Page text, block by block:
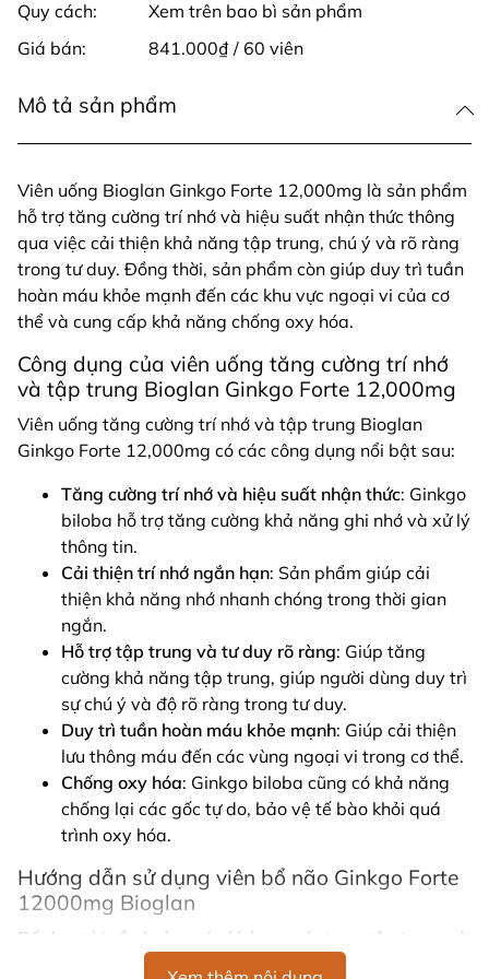
Quy cách:
Xem trên bao bì sản phẩm
Giá bán:
841.000₫ / 60 viên
Mô tả sản phẩm
Viên uống Bioglan Ginkgo Forte 12,000mg là sản phẩm
hỗ trợ tăng cường trí nhớ và hiệu suất nhận thức thông
qua việc cải thiện khả năng tập trung, chú ý và rõ ràng
trong tư duy. Đồng thời, sản phẩm còn giúp duy trì tuần
hoàn máu khỏe mạnh đến các khu vực ngoại vi của cơ
thể và cung cấp khả năng chống oxy hóa.
Công dụng của viên uống tăng cường trí nhớ
và tập trung Bioglan Ginkgo Forte 12,000mg
Viên uống tăng cường trí nhớ và tập trung Bioglan
Ginkgo Forte 12,000mg có các công dụng nổi bật sau:
Tăng cường trí nhớ và hiệu suất nhận thức: Ginkgo
biloba hỗ trợ tăng cường khả năng ghi nhớ và xử lý
thông tin.
Cải thiện trí nhớ ngắn hạn: Sản phẩm giúp cải
thiện khả năng nhớ nhanh chóng trong thời gian
ngắn.
Hỗ trợ tập trung và tư duy rõ ràng: Giúp tăng
cường khả năng tập trung, giúp người dùng duy trì
sự chú ý và độ rõ ràng trong tư duy.
Duy trì tuần hoàn máu khỏe mạnh: Giúp cải thiện
lưu thông máu đến các vùng ngoại vi trong cơ thể.
Chống oxy hóa: Ginkgo biloba cũng có khả năng
chống lại các gốc tự do, bảo vệ tế bào khỏi quá
trình oxy hóa.
Hướng dẫn sử dụng viên bổ não Ginkgo Forte
12000mg Bioglan
Để duy trì tuần hoàn máu khỏe mạnh, tang tập trung và